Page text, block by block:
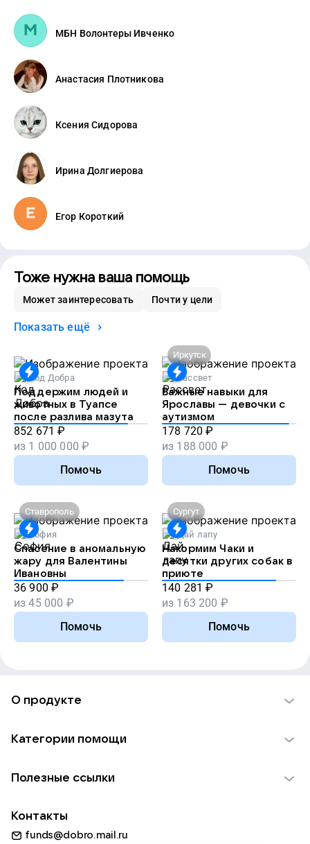
МБН Волонтеры Ивченко
Анастасия Плотникова
Ксения Сидорова
Ирина Долгиерова
Егор Короткий
Тоже нужна ваша помощь
Может заинтересовать Почти у цели
Показать ещё
Код Добра
Поддержим людей и
животных в Туапсе
после разлива мазута
852 671 ₽
из 1 000 000 ₽
Помочь
Иркутск
Рассвет
Важные навыки для
Ярославы — девочки с
аутизмом
178 720 ₽
из 188 000 ₽
Помочь
Ставрополь
София
Спасение в аномальную
жару для Валентины
Ивановны
36 900 ₽
из45 000 ₽
Помочь
Сургут
Дай лапу
Накормим Чаки и
десятки других собак в
приюте
140 281 ₽
из 163 200 ₽
Помочь
О продукте
Использование материалов
Для НКО
Партнерам
Категории помощи
Пожилым
Животным
Полезные ссылки
Контакты
funds@dobro.mail.ru